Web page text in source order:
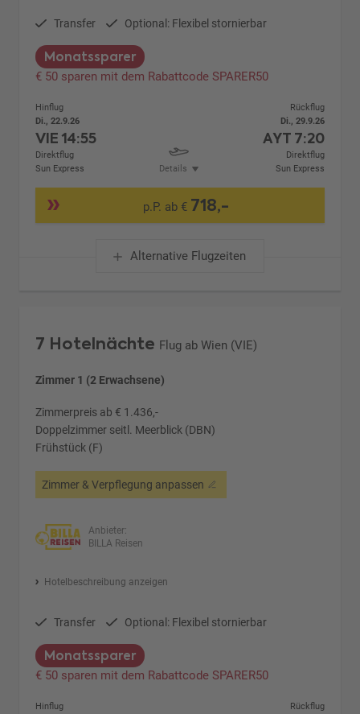
Transfer Optional: Flexibel stornierbar
Monatssparer
€ 50 sparen mit dem Rabattcode SPARER50
Hinflug
Di., 22.9.26
VIE14:55
Direktflug
Sun Express
Details
Rückflug
Di., 29.9.26
AYT 7:20
Direktflug
Sun Express
p.P. ab € 718,-
Alternative Flugzeiten
7 Hotelnächte Flug ab Wien (VIE)
Zimmer 1 (2 Erwachsene)
Zimmerpreis ab € 1.436,-
Doppelzimmer seitl. Meerblick (DBN)
Frühstück (F)
Zimmer & Verpflegung anpassen
Anbieter:
BILLA Reisen
Hotelbeschreibung anzeigen
Transfer Optional: Flexibel stornierbar
Monatssparer
€ 50 sparen mit dem Rabattcode SPARER50
Hinflug
Rückflug